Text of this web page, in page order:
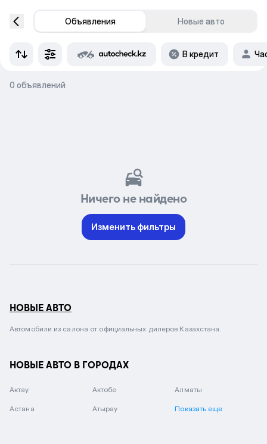
Объявления Новые авто
В кредит
0 объявлений
Ничего не найдено
Изменить фильтры
НОВЫЕ АВТО
Автомобили из салона от официальных дилеров Казахстана.
НОВЫЕ АВТО В ГОРОДАХ
Актау Актобе Алматы
Астана Атырау Показать еще